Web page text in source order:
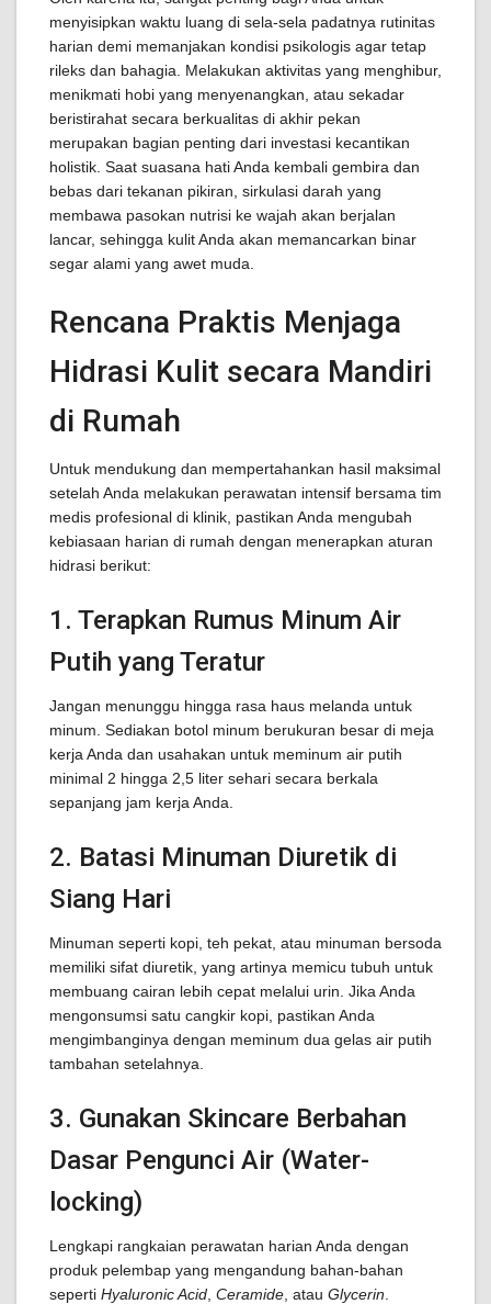
menyisipkan waktu luang di sela-sela padatnya rutinitas
harian demi memanjakan kondisi psikologis agar tetap
rileks dan bahagia. Melakukan aktivitas yang menghibur,
menikmati hobi yang menyenangkan, atau sekadar
beristirahat secara berkualitas di akhir pekan
merupakan bagian penting dari investasi kecantikan
holistik. Saat suasana hati Anda kembali gembira dan
bebas dari tekanan pikiran, sirkulasi darah yang
membawa pasokan nutrisi ke wajah akan berjalan
lancar, sehingga kulit Anda akan memancarkan binar
segar alami yang awet muda.
Rencana Praktis Menjaga
Hidrasi Kulit secara Mandiri
di Rumah
Untuk mendukung dan mempertahankan hasil maksimal
setelah Anda melakukan perawatan intensif bersama tim
medis profesional di klinik, pastikan Anda mengubah
kebiasaan harian di rumah dengan menerapkan aturan
hidrasi berikut:
1. Terapkan Rumus Minum Air
Putih yang Teratur
Jangan menunggu hingga rasa haus melanda untuk
minum. Sediakan botol minum berukuran besar di meja
kerja Anda dan usahakan untuk meminum air putih
minimal 2 hingga 2,5 liter sehari secara berkala
sepanjang jam kerja Anda.
2. Batasi Minuman Diuretik di
Siang Hari
Minuman seperti kopi, teh pekat, atau minuman bersoda
memiliki sifat diuretik, yang artinya memicu tubuh untuk
membuang cairan lebih cepat melalui urin. Jika Anda
mengonsumsi satu cangkir kopi, pastikan Anda
mengimbanginya dengan meminum dua gelas air putih
tambahan setelahnya.
3. Gunakan Skincare Berbahan
Dasar Pengunci Air (Water-
locking)
Lengkapi rangkaian perawatan harian Anda dengan
produk pelembap yang mengandung bahan-bahan
seperti Hyaluronic Acid Ceramide , atau Glycerin